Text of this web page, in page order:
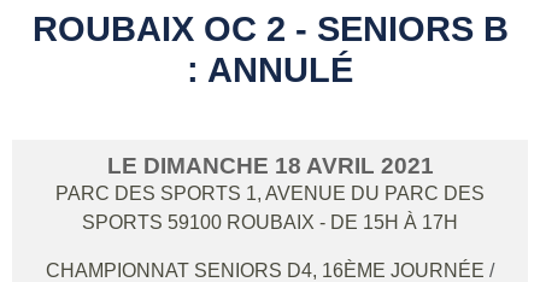
ROUBAIX OC 2 - SENIORS B
: ANNULÉ
LE DIMANCHE 18 AVRIL 2021
PARC DES SPORTS 1, AVENUE DU PARC DES
SPORTS 59100 ROUBAIX - DE 15H À 17H
CHAMPIONNAT SENIORS D4, 16ÈME JOURNÉE /